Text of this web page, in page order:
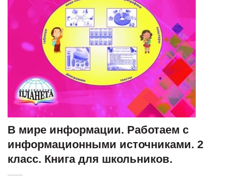
В мире информации. Работаем с
информационными источниками. 2
класс. Книга для школьников.